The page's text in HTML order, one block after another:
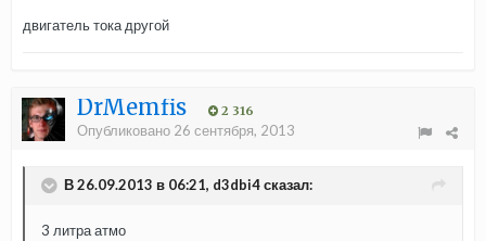
двигатель тока другой
DrMemfis 2 316
Опубликовано 26 сентября, 2013
В 26.09.2013 в 06:21, d3dbi4 сказал:
3 литра атмо